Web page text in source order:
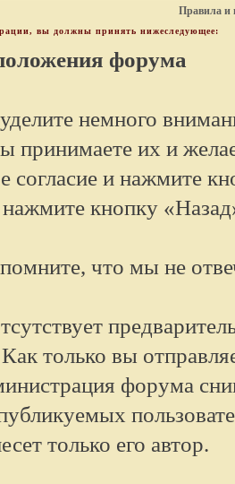
Правила и
вы должны принять нижеследующее:
форума
немного
принимаете их и
согласие и нажмите
нажмите кнопку
что мы не
только вы
форума
только его автор.